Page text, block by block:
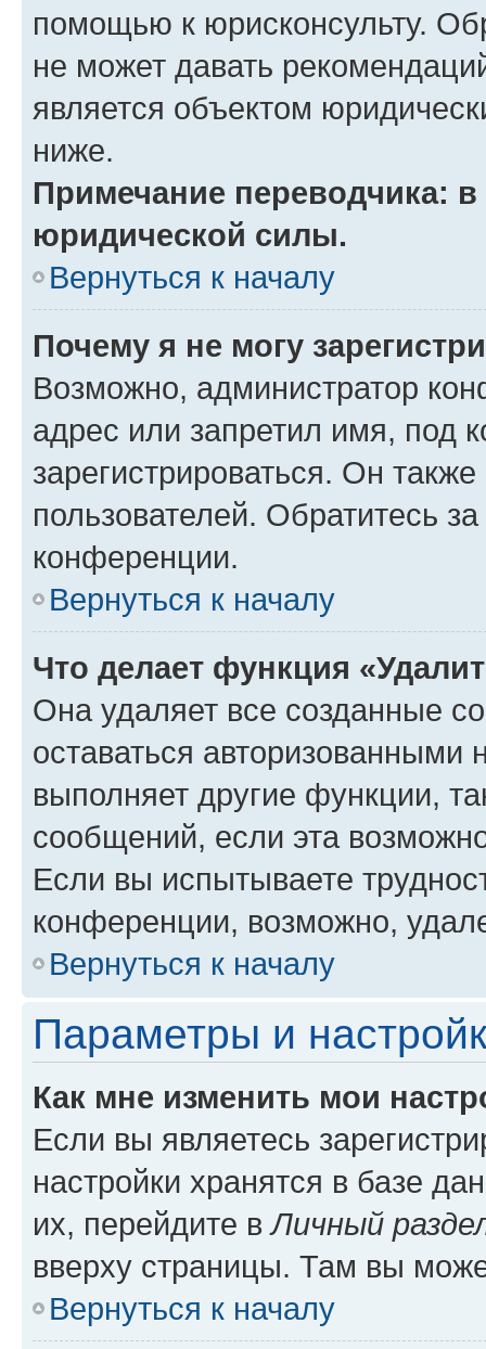
помощью к юрисконсульту.
не может давать
является объектом
ниже.
Примечание переводчика:
юридической силы.
Вернуться к началу
Почему я не могу
Возможно, администратор
адрес или запретил имя, под
зарегистрироваться. Он
пользователей. Обратитесь
конференции.
Вернуться к началу
Что делает функция
Она удаляет все созданные
оставаться авторизованными
выполняет другие функции,
сообщений, если эта
Если вы испытываете
конференции, возможно,
Вернуться к началу
Параметры и
Как мне изменить мои
Если вы являетесь
настройки хранятся в базе
их, перейдите вЛичный
вверху страницы. Там вы
Вернуться к началу